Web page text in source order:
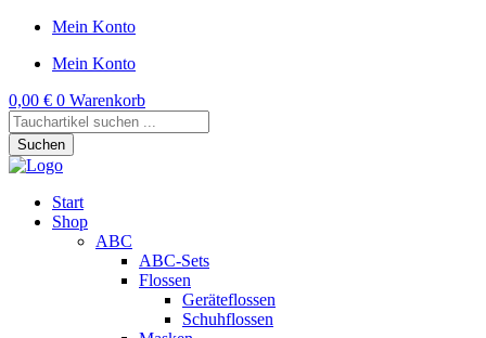
Mein Konto
Mein Konto
0,00 € 0 Warenkorb
Products
search
Suchen
Start
Shop
ABC
ABC-Sets
Flossen
Geräteflossen
Schuhflossen